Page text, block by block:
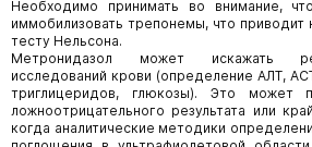
Необходимо принимать во внимание,
иммобилизовать трепонемы, что
тесту Нельсона.
Метронидазол может искажать
исследований крови (определение АЛТ,
триглицеридов, глюкозы). Это может
ложноотрицательного результата или
когда аналитические методики